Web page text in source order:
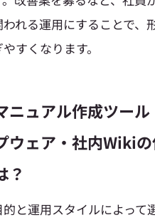
われる運用にすることで、
やすくなります。
ニュアル作成ツール
ウェア・社内Wiki
？
的と運用スタイルによって